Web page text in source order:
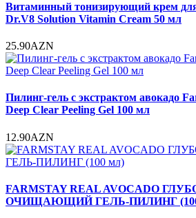
Витаминный тонизирующий крем
Dr.V8 Solution Vitamin Cream 50 мл
25.90AZN
Пилинг-гель с экстрактом авокадо
Deep Clear Peeling Gel 100 мл
12.90AZN
FARMSTAY REAL AVOCADO
ОЧИЩАЮЩИЙ ГЕЛЬ-ПИЛИНГ